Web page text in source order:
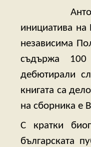
инициатива
независима
съдържа 100
дебютирали
книгата са
на сборника е
С кратки
българската